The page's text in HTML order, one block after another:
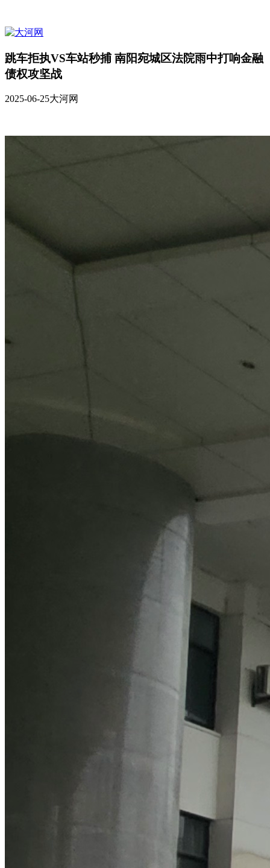
跳车拒执VS车站秒捕 南阳宛城区法院雨中打响金融
债权攻坚战
2025-06-25大河网